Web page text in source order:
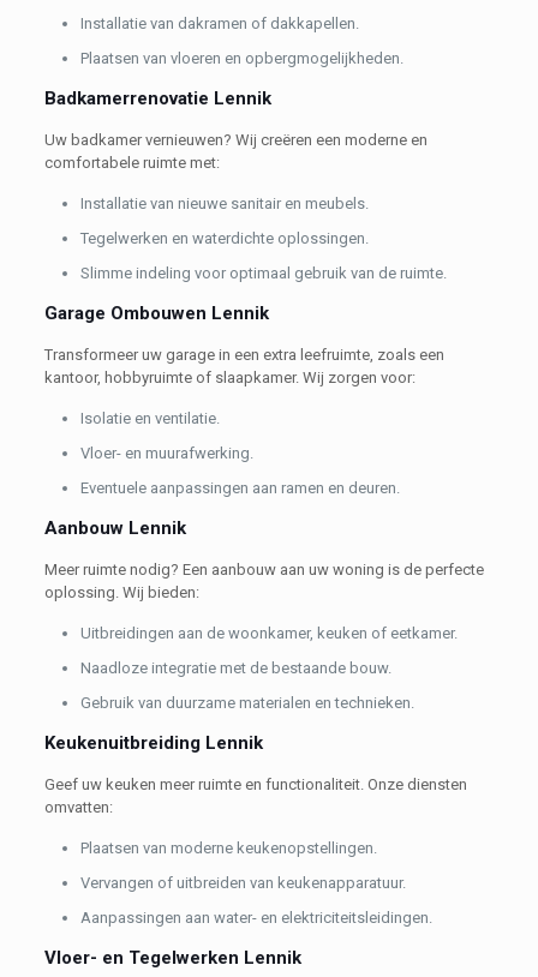
Installatie van dakramen of dakkapellen.
Plaatsen van vloeren en opbergmogelijkheden.
Badkamerrenovatie Lennik
Uw badkamer vernieuwen? Wij creëren een moderne en
comfortabele ruimte met:
Installatie van nieuwe sanitair en meubels.
Tegelwerken en waterdichte oplossingen.
Slimme indeling voor optimaal gebruik van de ruimte.
Garage Ombouwen Lennik
Transformeer uw garage in een extra leefruimte, zoals een
kantoor, hobbyruimte of slaapkamer. Wij zorgen voor:
Isolatie en ventilatie.
Vloer- en muurafwerking.
Eventuele aanpassingen aan ramen en deuren.
Aanbouw Lennik
Meer ruimte nodig? Een aanbouw aan uw woning is de perfecte
oplossing. Wij bieden:
Uitbreidingen aan de woonkamer, keuken of eetkamer.
Naadloze integratie met de bestaande bouw.
Gebruik van duurzame materialen en technieken.
Keukenuitbreiding Lennik
Geef uw keuken meer ruimte en functionaliteit. Onze diensten
omvatten:
Plaatsen van moderne keukenopstellingen.
Vervangen of uitbreiden van keukenapparatuur.
Aanpassingen aan water- en elektriciteitsleidingen.
Vloer- en Tegelwerken Lennik